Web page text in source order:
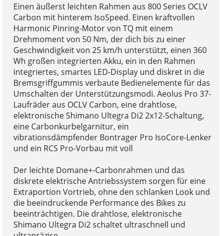
Einen äußerst leichten Rahmen aus 800 Series OCLV
Carbon mit hinterem IsoSpeed. Einen kraftvollen
Harmonic Pinring-Motor von TQ mit einem
Drehmoment von 50 Nm, der dich bis zu einer
Geschwindigkeit von 25 km/h unterstützt, einen 360
Wh großen integrierten Akku, ein in den Rahmen
integriertes, smartes LED-Display und diskret in die
Bremsgriffgummis verbaute Bedienelemente für das
Umschalten der Unterstützungsmodi. Aeolus Pro 37-
Laufräder aus OCLV Carbon, eine drahtlose,
elektronische Shimano Ultegra Di2 2x12-Schaltung,
eine Carbonkurbelgarnitur, ein
vibrationsdämpfender Bontrager Pro IsoCore-Lenker
und ein RCS Pro-Vorbau mit voll
Der leichte Domane+-Carbonrahmen und das
diskrete elektrische Antriebssystem sorgen für eine
Extraportion Vortrieb, ohne den schlanken Look und
die beeindruckende Performance des Bikes zu
beeinträchtigen. Die drahtlose, elektronische
Shimano Ultegra Di2 schaltet ultraschnell und